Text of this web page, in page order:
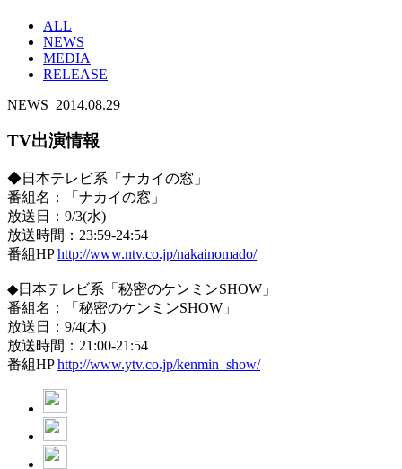
ALL
NEWS
MEDIA
RELEASE
NEWS 2014.08.29
TV出演情報
◆日本テレビ系「ナカイの窓」
番組名：「ナカイの窓」
放送日：9/3(水)
放送時間：23:59-24:54
番組HPhttp://www.ntv.co.jp/nakainomado/
◆日本テレビ系「秘密のケンミンSHOW」
番組名：「秘密のケンミンSHOW」
放送日：9/4(木)
放送時間：21:00-21:54
番組HPhttp://www.ytv.co.jp/kenmin_show/